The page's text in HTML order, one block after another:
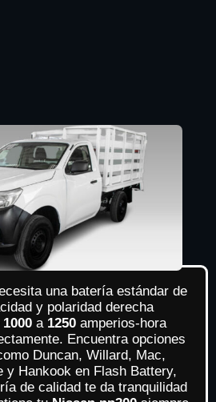
una batería estándar de
y polaridad derecha
1000 a 1250 amperios-hora
Encuentra opciones
Duncan, Willard, Mac,
y Hankook en Flash Battery,
de calidad te da tranquilidad